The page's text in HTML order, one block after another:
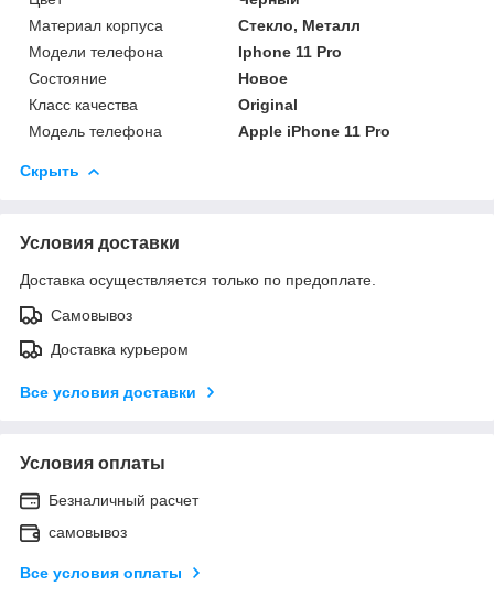
Материал корпуса
Стекло, Металл
Модели телефона
Iphone 11 Pro
Состояние
Новое
Класс качества
Original
Модель телефона
Apple iPhone 11 Pro
Скрыть
Условия доставки
Доставка осуществляется только по предоплате.
Самовывоз
Доставка курьером
Все условия доставки
Условия оплаты
Безналичный расчет
самовывоз
Все условия оплаты